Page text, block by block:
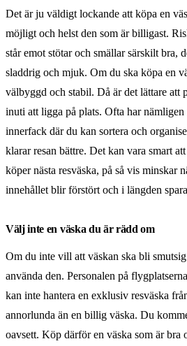
Det är ju väldigt lockande att köpa en
möjligt och helst den som är billigast.
står emot stötar och smällar särskilt bra,
sladdrig och mjuk. Om du ska köpa en
välbyggd och stabil. Då är det lättare att
inuti att ligga på plats. Ofta har nämligen
innerfack där du kan sortera och
klarar resan bättre. Det kan vara smart
köper nästa resväska, på så vis minskar
innehållet blir förstört och i längden
Välj inte en väska du är rädd om
Om du inte vill att väskan ska bli
använda den. Personalen på
kan inte hantera en exklusiv resväska
annorlunda än en billig väska. Du
oavsett. Köp därför en väska som är bra